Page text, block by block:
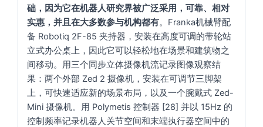
础，因为它在机器人研究界被广泛采用，可靠、相对
实惠，并且在大多数参与机构都有。Franka机械臂配
备 Robotiq 2F-85 夹持器，安装在高度可调的带轮站
立式办公桌上，因此它可以轻松地在场景和建筑物之
间移动。用三个同步立体摄像机流记录图像观察结
果：两个外部 Zed 2 摄像机，安装在可调节三脚架
上，可快速适应新的场景布局，以及一个腕戴式 Zed-
Mini 摄像机。用 Polymetis 控制器 [28] 并以 15Hz 的
控制频率记录机器人关节空间和末端执行器空间中的